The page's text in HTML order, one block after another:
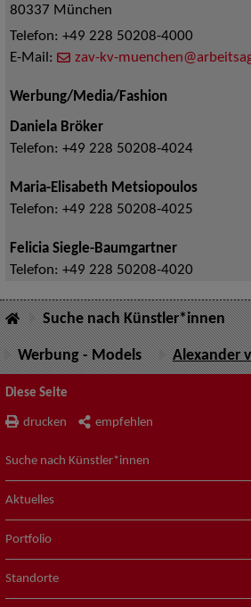
80337 München
Telefon: +49 228 50208-4000
E-Mail:
zav-kv-
Werbung/Media/Fashion
Daniela Bröker
Telefon: +49 228 50208-4024
Maria-Elisabeth Metsiopoulos
Telefon: +49 228 50208-4025
Felicia Siegle-Baumgartner
Telefon: +49 228 50208-4020
Suche nach Künstler*innen
Werbung - Models Alexander
Diese Seite
drucken empfehlen
Suche nach Künstler*innen
Aktuelles
Portfolio
Standorte